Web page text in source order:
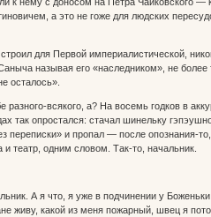
а это не гоже для людских
для Первой империалистической,
называя его «наследником», не более
осталось».
всякого, а? На восемь годков в
так опростался: стачал шинельку
переписки» и пропал — после опознания-
и театр, одним словом. Так-то, начальник.
А я что, я уже в подчинении у
живу, какой из меня пожарный, швец я